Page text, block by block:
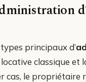
principaux d’
classique et
cas, le propriétaire